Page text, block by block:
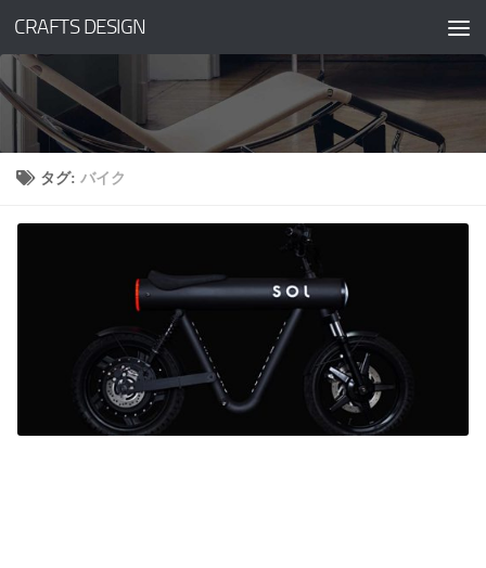
コンテンツへスキップ
CRAFTS DESIGN
タグ: バイク